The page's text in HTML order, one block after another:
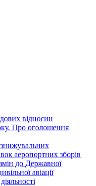
відносин
Про оголошення
аеропортних зборів
до Державної
авіації